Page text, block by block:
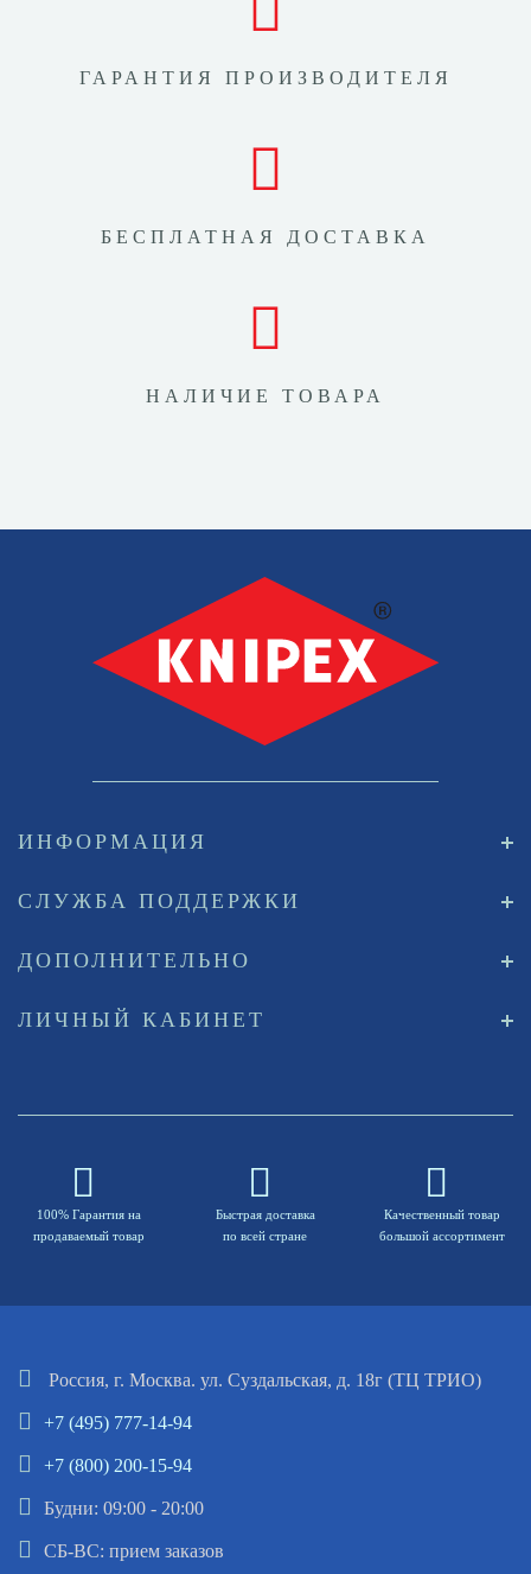
ГАРАНТИЯ ПРОИЗВОДИТЕЛЯ
БЕСПЛАТНАЯ ДОСТАВКА
НАЛИЧИЕ ТОВАРА
ИНФОРМАЦИЯ
СЛУЖБА ПОДДЕРЖКИ
ДОПОЛНИТЕЛЬНО
ЛИЧНЫЙ КАБИНЕТ
100% Гарантия на
продаваемый товар
Быстрая доставка
по всей стране
Качественный товар
большой ассортимент
Россия, г. Москва. ул. Суздальская, д. 18г (ТЦ ТРИО)
+7 (495) 777-14-94
+7 (800) 200-15-94
Будни: 09:00 - 20:00
СБ-ВС: прием заказов